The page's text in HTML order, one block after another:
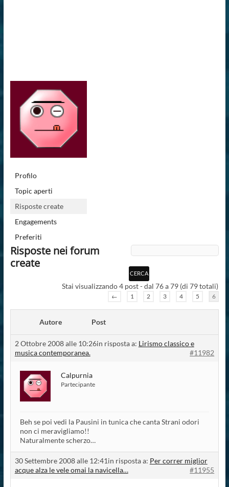
Profilo
Topic aperti
Risposte create
Engagements
Preferiti
Risposte nei forum
create
Stai visualizzando 4 post - dal 76 a 79 (di 79 totali)
← 1 2 3 4 5 6
Autore Post
2 Ottobre 2008 alle 10:26in risposta a: Lirismo classico e
musica contemporanea.
#11982
Calpurnia
Partecipante
Beh se poi vedi la Pausini in tunica che canta Strani odori
non ci meravigliamo!!
Naturalmente scherzo…
30 Settembre 2008 alle 12:41in risposta a: Per correr miglior
acque alza le vele omai la navicella…
#11955